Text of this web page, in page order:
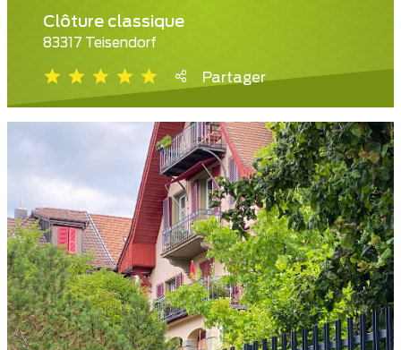
Clôture classique
83317 Teisendorf
Partager